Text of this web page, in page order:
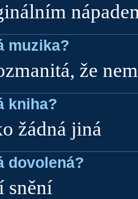
muzika?
že
kniha?
žádná jiná
dovolená?
snění